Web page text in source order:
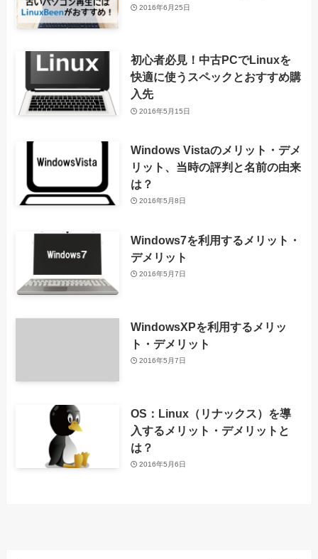
2016年6月25日
初心者必見！中古PCでLinuxを
快適に使うスペックとおすすめ購
入先
2016年5月15日
Windows Vistaのメリット・デメ
リット、当時の評判と名前の由来
は？
2016年5月8日
Windows7を利用するメリット・
デメリット
2016年5月7日
WindowsXPを利用するメリッ
ト・デメリット
2016年5月7日
OS：Linux（リナックス）を導
入するメリット・デメリットと
は？
2016年5月6日